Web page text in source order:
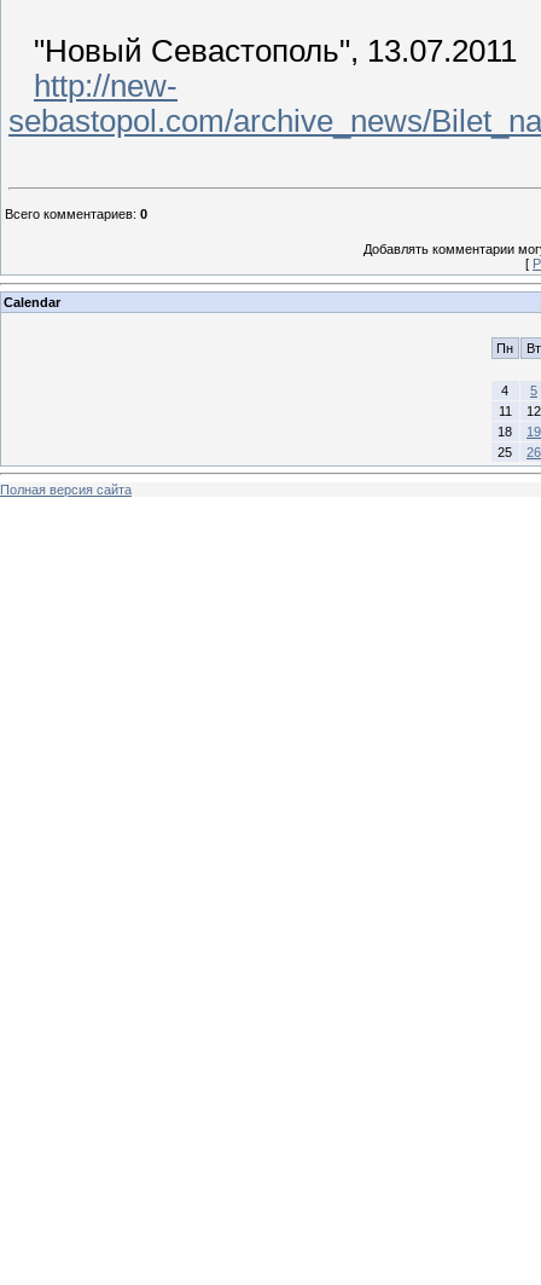
"Новый Севастополь", 13.07.2011
http://new-
sebastopol.com/archive_news/
Всего комментариев: 0
Добавлять комментарии
[
Calendar
Пн Вт
4
5
11
12
18
19
25
26
Полная версия сайта